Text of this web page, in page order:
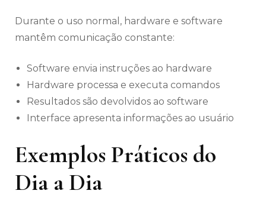
Durante o uso normal, hardware e software
mantêm comunicação constante:
Software envia instruções ao hardware
Hardware processa e executa comandos
Resultados são devolvidos ao software
Interface apresenta informações ao usuário
Exemplos Práticos do
Dia a Dia